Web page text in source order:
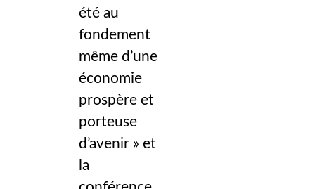
été au
fondement
même d’une
économie
prospère et
porteuse
d’avenir » et
la